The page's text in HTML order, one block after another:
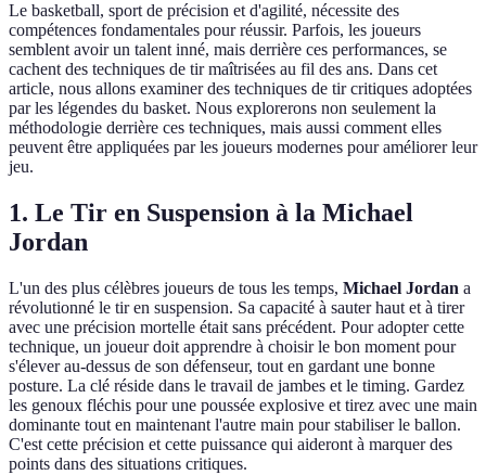
Le basketball, sport de précision et d'agilité, nécessite des
compétences fondamentales pour réussir. Parfois, les joueurs
semblent avoir un talent inné, mais derrière ces performances, se
cachent des techniques de tir maîtrisées au fil des ans. Dans cet
article, nous allons examiner des techniques de tir critiques adoptées
par les légendes du basket. Nous explorerons non seulement la
méthodologie derrière ces techniques, mais aussi comment elles
peuvent être appliquées par les joueurs modernes pour améliorer leur
jeu.
1. Le Tir en Suspension à la Michael
Jordan
L'un des plus célèbres joueurs de tous les temps, Michael Jordan a
révolutionné le tir en suspension. Sa capacité à sauter haut et à tirer
avec une précision mortelle était sans précédent. Pour adopter cette
technique, un joueur doit apprendre à choisir le bon moment pour
s'élever au-dessus de son défenseur, tout en gardant une bonne
posture. La clé réside dans le travail de jambes et le timing. Gardez
les genoux fléchis pour une poussée explosive et tirez avec une main
dominante tout en maintenant l'autre main pour stabiliser le ballon.
C'est cette précision et cette puissance qui aideront à marquer des
points dans des situations critiques.